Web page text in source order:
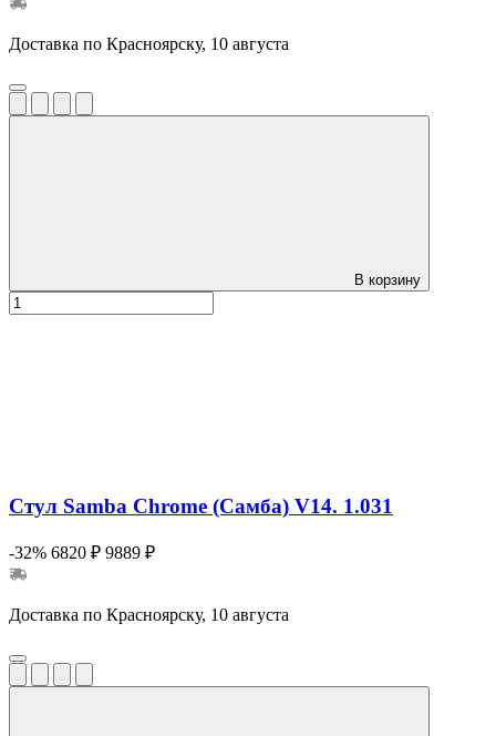
Доставка по Красноярску, 10 августа
В корзину
Стул Samba Chrome (Самба) V14. 1.031
-32% 6820 ₽ 9889 ₽
Доставка по Красноярску, 10 августа